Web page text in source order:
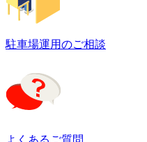
駐車場運用のご相談
よくあるご質問